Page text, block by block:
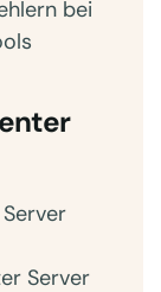
bei
Server